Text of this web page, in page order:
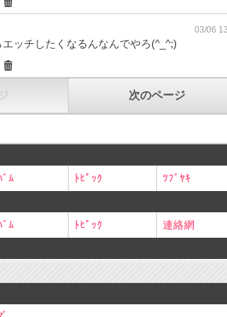
03/06
ッチしたくなるんなんでやろ(^_^;)
次のページ
ﾞﾑ ﾄﾋﾟｯｸ
ﾂﾌﾞﾔｷ
ﾞﾑ ﾄﾋﾟｯｸ
連絡網